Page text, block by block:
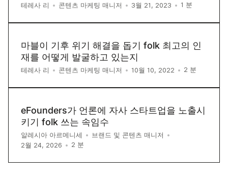
테레사 리 • 콘텐츠 마케팅 매니저 • 3월 21, 2023 • 1 분
마블이 기후 위기 해결을 돕기 folk 최고의 인
재를 어떻게 발굴하고 있는지
테레사 리 • 콘텐츠 마케팅 매니저 • 10월 10, 2022 • 2 분
eFounders가 언론에 자사 스타트업을 노출시
키기 folk 쓰는 속임수
알레시아 아르메니세 • 브랜드 및 콘텐츠 매니저 •
2월 24, 2026 • 2 분